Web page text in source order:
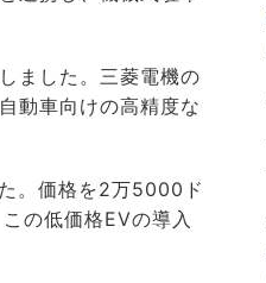
ました。三菱電機の
動車向けの高精度な
。価格を2万5000ド
の低価格EVの導入